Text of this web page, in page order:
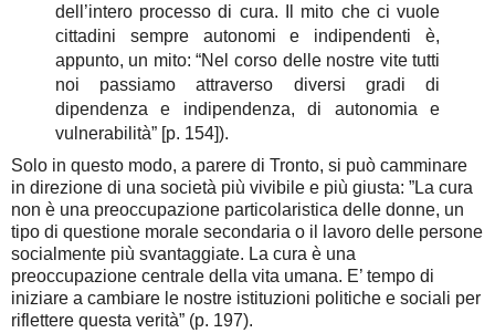
dell’intero processo di cura. Il mito che ci vuole
cittadini sempre autonomi e indipendenti è,
appunto, un mito: “Nel corso delle nostre vite tutti
noi passiamo attraverso diversi gradi di
dipendenza e indipendenza, di autonomia e
vulnerabilità” [p. 154]).
Solo in questo modo, a parere di Tronto, si può camminare
in direzione di una società più vivibile e più giusta: ”La cura
non è una preoccupazione particolaristica delle donne, un
tipo di questione morale secondaria o il lavoro delle persone
socialmente più svantaggiate. La cura è una
preoccupazione centrale della vita umana. E’ tempo di
iniziare a cambiare le nostre istituzioni politiche e sociali per
riflettere questa verità” (p. 197).